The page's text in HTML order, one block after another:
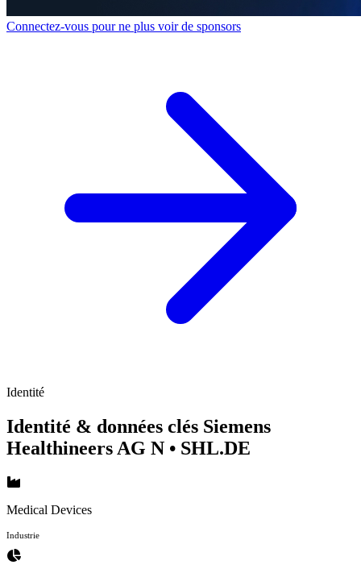
Connectez-vous pour ne plus voir de sponsors
Identité
Identité & données clés Siemens
Healthineers AG N • SHL.DE
Medical Devices
Industrie